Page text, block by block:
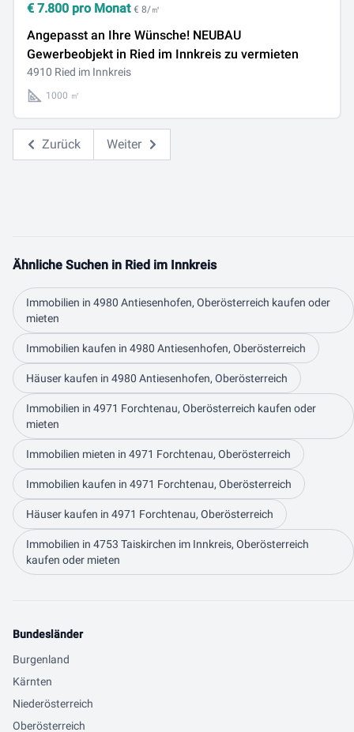
€ 7.800 pro Monat € 8/㎡
Angepasst an Ihre Wünsche! NEUBAU
Gewerbeobjekt in Ried im Innkreis zu vermieten
4910 Ried im Innkreis
1000 ㎡
Zurück Weiter
Ähnliche Suchen in Ried im Innkreis
Immobilien in 4980 Antiesenhofen, Oberösterreich kaufen oder
mieten
Immobilien kaufen in 4980 Antiesenhofen, Oberösterreich
Häuser kaufen in 4980 Antiesenhofen, Oberösterreich
Immobilien in 4971 Forchtenau, Oberösterreich kaufen oder
mieten
Immobilien mieten in 4971 Forchtenau, Oberösterreich
Immobilien kaufen in 4971 Forchtenau, Oberösterreich
Häuser kaufen in 4971 Forchtenau, Oberösterreich
Immobilien in 4753 Taiskirchen im Innkreis, Oberösterreich
kaufen oder mieten
Bundesländer
Burgenland
Kärnten
Niederösterreich
Oberösterreich